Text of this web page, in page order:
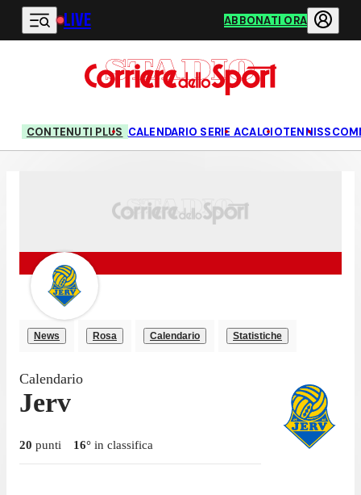
Vai al contenuto principale
LIVE ABBONATI ORA
CONTENUTI PLUS CALENDARIO SERIE ACALCIOTENNIS
News Rosa Calendario Statistiche
Calendario
Jerv
20 punti 16° in classifica